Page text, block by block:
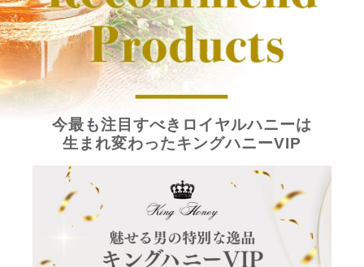
今最も注目すべきロイヤルハニーは
生まれ変わったキングハニーVIP